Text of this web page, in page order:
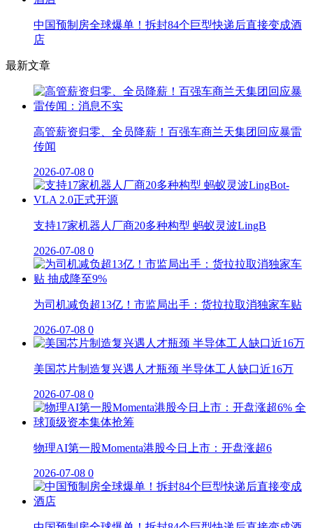
中国预制房全球爆单！拆封84个巨型快递后直接变成酒
店
最新文章
高管薪资归零、全员降薪！百强车商兰天集团回应暴雷
传闻
2026-07-08 0
支持17家机器人厂商20多种构型 蚂蚁灵波LingB
2026-07-08 0
为司机减负超13亿！市监局出手：货拉拉取消独家车贴
2026-07-08 0
美国芯片制造复兴遇人才瓶颈 半导体工人缺口近16万
2026-07-08 0
物理AI第一股Momenta港股今日上市：开盘涨超6
2026-07-08 0